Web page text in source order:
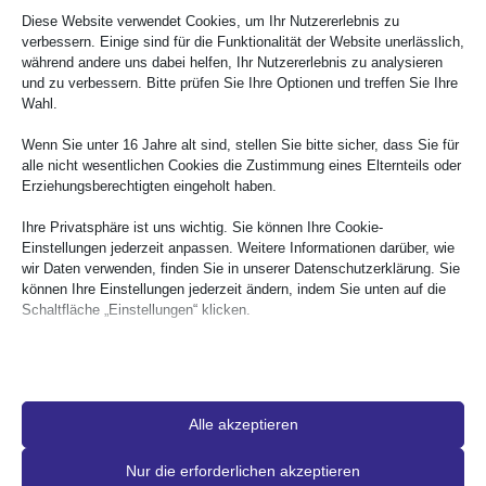
sowohl die rechtliche Vorbereitung als auch die
Benutzererfahrung.
Von „Inaktiv“ zu „Start“
Erstellen Sie eine formelle Richtlinie zur Barrierefreiheit und
legen Sie fest, welche Führungskräfte dafür verantwortlich sind.
PDF/UA. Legen Sie grundlegende Testprotokolle fest und
dokumentieren Sie Risikobereiche.
Von der Einführung bis zur Integration
Validierungstools wie beispielsweiseGrackle GooderGrackle
in CI/CD-Pipelines. Barrierefreiheit wird Teil der Release-
Kriterien und ist kein nachträglicher Einfall mehr.
Diese Website verwendet Cookies, um Ihr Nutzererlebnis zu
verbessern. Einige sind für die Funktionalität der Website unerlässlich,
während andere uns dabei helfen, Ihr Nutzererlebnis zu analysieren
und zu verbessern. Bitte prüfen Sie Ihre Optionen und treffen Sie Ihre
Wahl.
Wenn Sie unter 16 Jahre alt sind, stellen Sie bitte sicher, dass Sie für
alle nicht wesentlichen Cookies die Zustimmung eines Elternteils oder
Erziehungsberechtigten eingeholt haben.
Ihre Privatsphäre ist uns wichtig. Sie können Ihre Cookie-
Einstellungen jederzeit anpassen. Weitere Informationen darüber, wie
wir Daten verwenden, finden Sie in unserer Datenschutzerklärung. Sie
können Ihre Einstellungen jederzeit ändern, indem Sie unten auf die
Schaltfläche „Einstellungen“ klicken.
Essenzielle Cookies und Dienste ermöglichen grundlegende
Alle akzeptieren
Nur die erforderlichen akzeptieren